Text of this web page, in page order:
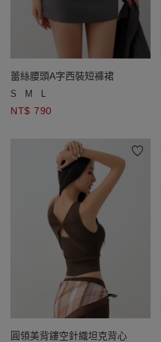
蕾絲腰頭A字西裝短褲裙
S M L
NT$ 790
圓領美背鏤空針織坦克背心